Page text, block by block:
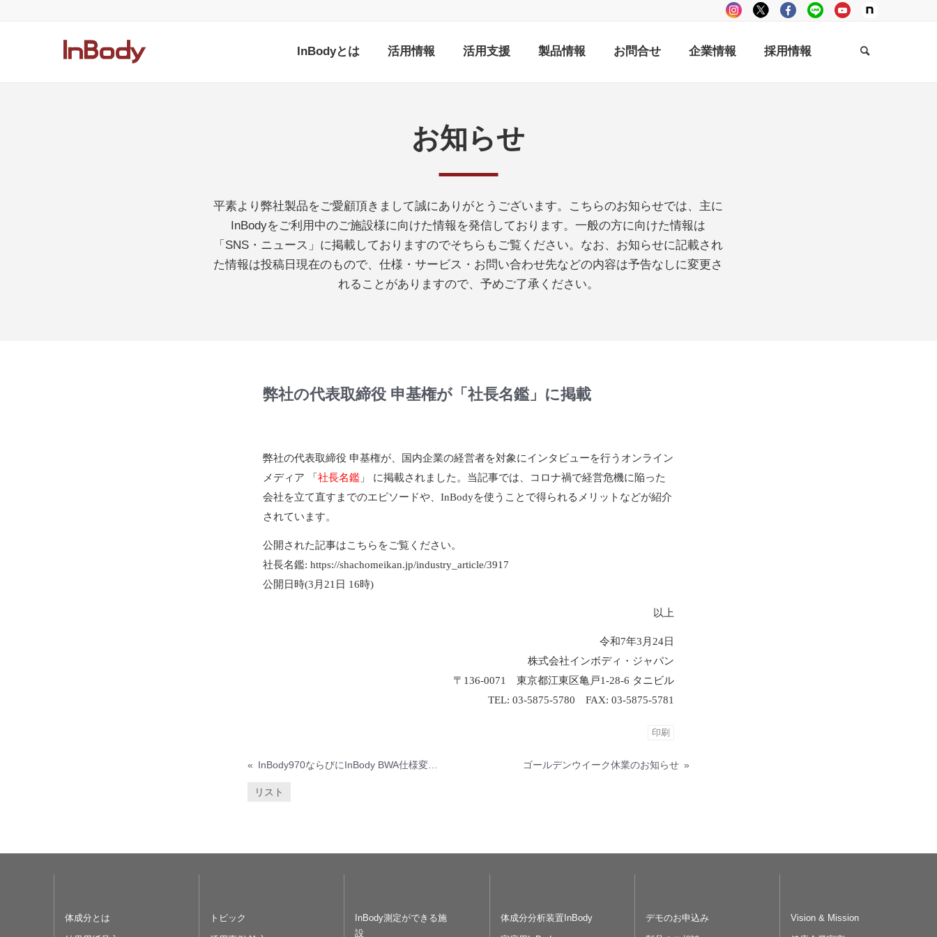
InBodyとは 活用情報 活用支援 製品情報 お問合せ 企業情報 採用情報
お知らせ
平素より弊社製品をご愛顧頂きまして誠にありがとうございます。こちらのお知らせでは、主に
InBodyをご利用中のご施設様に向けた情報を発信しております。一般の方に向けた情報は
「SNS・ニュース」に掲載しておりますのでそちらもご覧ください。なお、お知らせに記載され
た情報は投稿日現在のもので、仕様・サービス・お問い合わせ先などの内容は予告なしに変更さ
れることがありますので、予めご了承ください。
弊社の代表取締役 申基権が「社長名鑑」に掲載
弊社の代表取締役 申基権が、国内企業の経営者を対象にインタビューを行うオンライン
メディア 「社長名鑑 」 に掲載されました。当記事では、コロナ禍で経営危機に陥った
会社を立て直すまでのエピソードや、InBodyを使うことで得られるメリットなどが紹介
されています。
公開された記事はこちらをご覧ください。
社長名鑑:https://shachomeikan.jp/industry_article/3917
公開日時(3月21日 16時)
以上
令和7年3月24日
株式会社インボディ・ジャパン
〒136-0071 東京都江東区亀戸1-28-6 タニビル
TEL: 03-5875-5780 FAX: 03-5875-5781
印刷
« ゴールデンウイーク休業のお知らせ »
リスト
体成分とは トピック
InBody測定ができる施
設
体成分分析装置InBody デモのお申込み Vision & Mission